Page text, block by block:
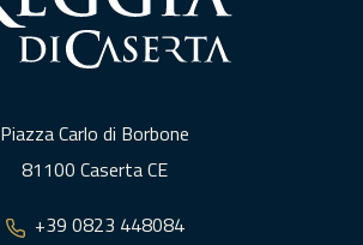
Piazza Carlo di Borbone
81100 Caserta CE
+39 0823 448084